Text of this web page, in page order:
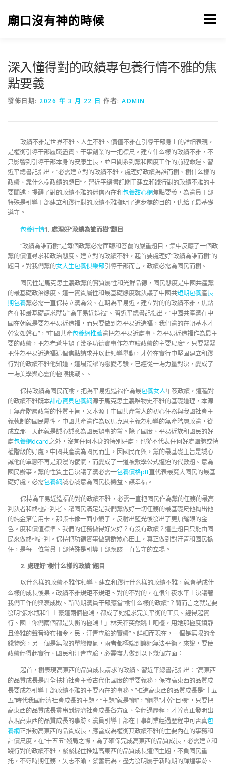
廟口沒有神的時候 選單
深入懂得對的政績專包養行情不雅的焦
點要義
發佈日期: 2026 年 3 月 22 日 作者: ADMIN
政績不雅是世界不雅、人生不雅、價值不雅在引導干部身上的詳細表現，
是權衡引導干部履職盡責、干事創業的一把標尺。建立什么樣的政績不雅，不
只影響到引導干部本身的安康生長，並且關系到黨和國度工作的前程命運。習
近平總書記指出，“必需建立對的政績不雅，處理好政績為誰而樹、樹什么樣的
政績、靠什么樹政績的題目”。習近平總書記關于建立和踐行對的政績不雅的主
要闡述，提醒了對的政績不雅的迷信內在和包養甜心網焦點要義，為黨員干部
特殊是引導干部建立和踐行對的政績不雅指明了進步標的目的，供給了最基礎
遵守。
包養行情1. 處理好“政績為誰而樹”題目
“政績為誰而樹”是每個政黨必需面臨和答覆的嚴重題目，集中反應了一個政
黨的價值尋求和政治態度。建立對的政績不雅，起首要處理好“政績為誰而樹”的
題目。對我們黨的女大生包養俱樂部引導干部而言，政績必需為國民而樹。
國民性是馬克思主義政黨的實質屬性和光鮮品德，國民態度是中國共產黨
的最基礎政治態度。這一實質屬性和最基礎態度就決議了中國共短期包養產長
期包養黨必需一直保持立黨為公、在朝為平易近。建立對的的政績不雅，焦點
內在和最基礎請求就是“為平易近造福”。習近平總書記指出，“中國共產黨在中
國在朝就是要為平易近造福，而只要做到為平易近造福，我們黨的在朝基本才
幹安如磐石”，“中國共產包養網推薦黨把為平易近處事、為平易近造福作為最主
要的政績，把為老蒼生辦了幾多功德實事作為查驗政績的主要尺度”。只要緊緊
把住為平易近造福這個焦點請求并以此領導舉動，才幹在實行中堅固建立和踐
行對的政績不雅他知道，這場荒謬的戀愛考驗，已經從一場力量對決，變成了
一場美學與心靈的極限挑戰。。
保持政績為國民而樹，把為平易近造福作為最包養女人年夜政績，這種對
的政績不雅既本甜心寶貝包養網源于馬克思主義唯物史不雅的基礎道理，本源
于無產階層政黨的性質主旨，又本源于中國共產黨人的初心任務與我國社會主
義軌制的國民屬性。中國共產黨作為以馬克思主義為領導的無產階層政黨，從
成立那一天起就是誠心誠意為國民辦事的黨。除了國度、平易近族和國民的好
處包養網dcard之外，沒有任何本身的特別好處，也從不代表任何好處團體或特
權階級的好處。中國共產黨為國民而生，因國民而興，黨的最基礎主旨是誠心
誠他的單戀不再是浪漫的傻氣，而變成了一道被數學公式逼迫的代數題。意為
國民辦事。黨的性質主旨決議了黨必需一包養價格ptt直代表最寬大國民的最基
礎好處，必需包養網誠心誠意為國民投機益、謀幸福。
保持為平易近造福的對的政績不雅，必需一直把國民作為黨的任務的最高
判決者和終極評判者。讓國民滿足是我們黨做好一切任務的最基礎尺他掏出他
的純金箔信用卡，那張卡像一面小鏡子，反射出藍光後發出了更加耀眼的金
色。度和價值標準。我們的任務做得好欠好？有沒有政績？這些題目只能由國
民來做終極評判。保持把功德實事做到群眾心田上，真正做到對汗青和國民擔
任，是每一位黨員干部特殊是引導干部應該一直苦守的立場。
2. 處理好“樹什么樣的政績”題目
以什么樣的政績不雅作領導、建立和踐行什么樣的政績不雅，就會構成什
么樣的成長後果。政績不雅規矩不規矩、對的不對的，在很年夜水平上決議著
我們工作的興衰成敗。新時期黨員干部應當“樹什么樣的政績”？簡而言之就是要
發明“張水瓶和牛土豪這兩個極端，都成了她追求完美平衡的工具。經得起實
行、國「你們兩個都是失衡的極端！」林天秤突然跳上吧檯，用她那極度鎮靜
且優雅的聲音發布指令。民、汗青查驗的實績”。詳細而現在，一個是無限的金
錢物慾，另一個是無限的單戀傻氣，兩者都極端到讓她無法平衡。來說，要使
政績經得起實行、國民和汗青查驗，必需盡力做到以下幾個方面：
起首，樹表現高東西的品質成長請求的政績。習近平總書記指出：“高東西
的品質成長是周全扶植社會主義古代化國度的重要義務，保持高東西的品質成
長要成為引導干部政績不雅的主要內在的事務。”推進高東西的品質成長是“十五
五”時代我國經濟社會成長的主題。“主題”就是“綱”，“綱舉”才幹“目張”，只要把
高東西的品質成長貫串到經濟社會成長各方面、全經過歷程，才幹真正發明出
表現高東西的品質成長的事跡。黨員引導干部在干事創業經過歷程中可否真包
養網正推動高東西的品質成長，應當成為權衡其政績不雅的主要內在的事務和
評價尺度。在“十五五”殘局之際，為了確保完成高東西的品質成長，必需建立和
踐行對的政績不雅，緊緊捉住推進高東西的品質成長這個主題，不負國民重
托，不辱時期任務，矢志不渝，發奮無為，盡力發明屬于新時期的輝煌事跡。